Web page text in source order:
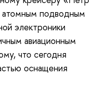
атомным подводным
электроники
авиационным
что сегодня
оснащения